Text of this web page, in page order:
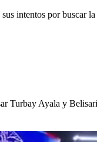
intentos por buscar
Turbay Ayala y